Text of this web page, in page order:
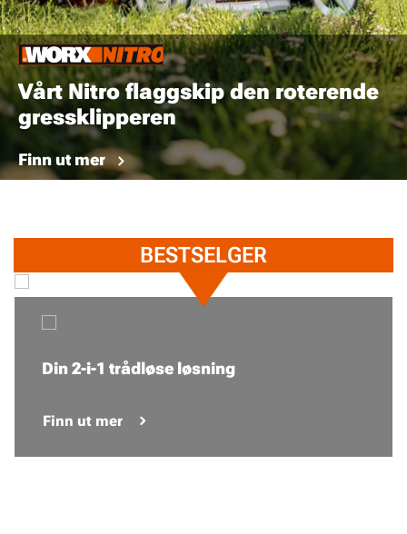
Vårt Nitro flaggskip den roterende
gressklipperen
Finn ut mer
BESTSELGER
Din 2-i-1 trådløse løsning
Finn ut mer